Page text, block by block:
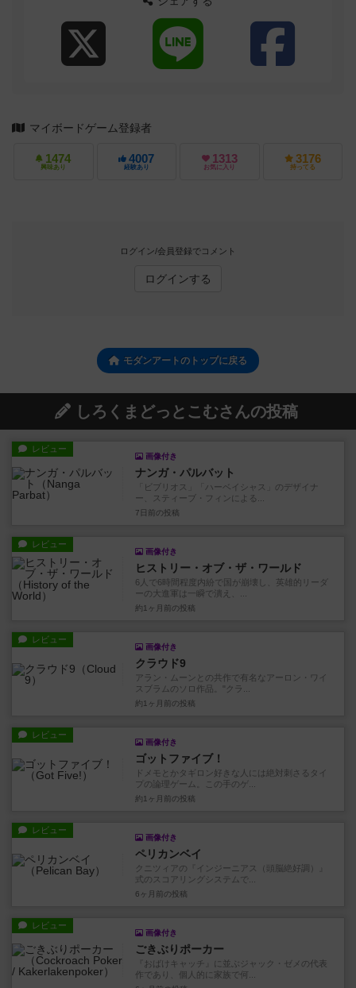
マイボードゲーム登録者
1474
興味あり
4007
経験あり
1313
お気に入り
3176
持ってる
ログイン/会員登録でコメント
ログインする
モダンアートのトップに戻る
しろくまどっとこむさんの投稿
レビュー
画像付き
ナンガ・パルバット
「ビブリオス」「ハーベイシャス」のデザイナ
ー、スティーブ・フィンによる...
7日前 の投稿
レビュー
画像付き
ヒストリー・オブ・ザ・ワールド
6人で6時間程度内紛で国が崩壊し、英雄的リーダ
ーの大進軍は一瞬で潰え、...
約1ヶ月前 の投稿
レビュー
画像付き
クラウド9
アラン・ムーンとの共作で有名なアーロン・ワイ
スブラムのソロ作品。"クラ...
約1ヶ月前 の投稿
レビュー
画像付き
ゴットファイブ！
ドメモとかタギロン好きな人には絶対刺さるタイ
プの論理ゲーム。この手のゲ...
約1ヶ月前 の投稿
レビュー
画像付き
ペリカンベイ
クニツィアの『インジーニアス（頭脳絶好調）』
式のスコアリングシステムで...
6ヶ月前 の投稿
レビュー
画像付き
ごきぶりポーカー
『おばけキャッチ』に並ぶジャック・ゼメの代表
作であり、個人的に家族で何...